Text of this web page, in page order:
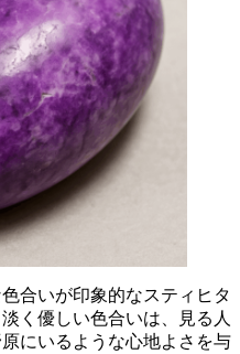
合いが印象的なスティヒタ
く優しい色合いは、見る人
にいるような心地よさを与